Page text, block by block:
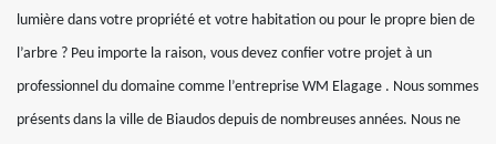
lumière dans votre propriété et votre habitation ou pour le propre bien de
l’arbre ? Peu importe la raison, vous devez confier votre projet à un
professionnel du domaine comme l’entreprise WM Elagage . Nous sommes
présents dans la ville de Biaudos depuis de nombreuses années. Nous ne